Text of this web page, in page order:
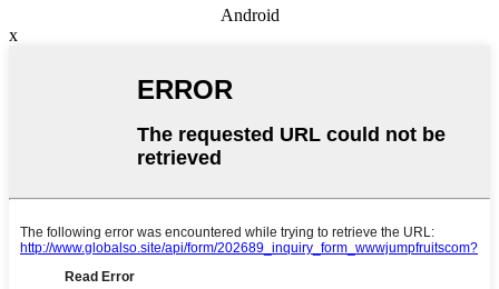
Android
x